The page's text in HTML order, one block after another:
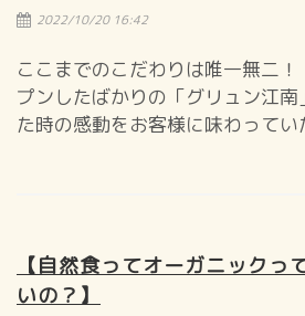
2022/10/20 16:42
ここまでのこだわりは唯一無二
プンしたばかりの「グリュン江
た時の感動をお客様に味わってい
【自然食ってオーガニックっ
いの？】